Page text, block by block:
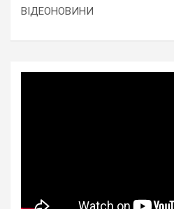
ВІДЕОНОВИНИ